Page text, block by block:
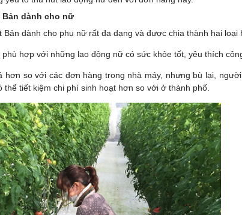
dành cho nữ
Bản dành cho phụ nữ rất đa dạng và được chia thành hai loại
hợp với những lao động nữ có sức khỏe tốt, yêu thích
hơn so với các đơn hàng trong nhà máy, nhưng bù lại,
thể tiết kiệm chi phí sinh hoạt hơn so với ở thành phố.